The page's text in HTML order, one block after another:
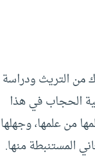
من التريث ودراسة
الحجاب في هذا
من علمها، وجهلها
المستنبطة منها.